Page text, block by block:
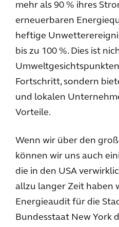
mehr als 90 % ihres
erneuerbaren
heftige
bis zu 100 %. Dies ist
Fortschritt, sondern
und lokalen
Vorteile.
Wenn wir über den
können wir uns auch
die in den USA
allzu langer Zeit haben
Energieaudit für die
Bundesstaat New York